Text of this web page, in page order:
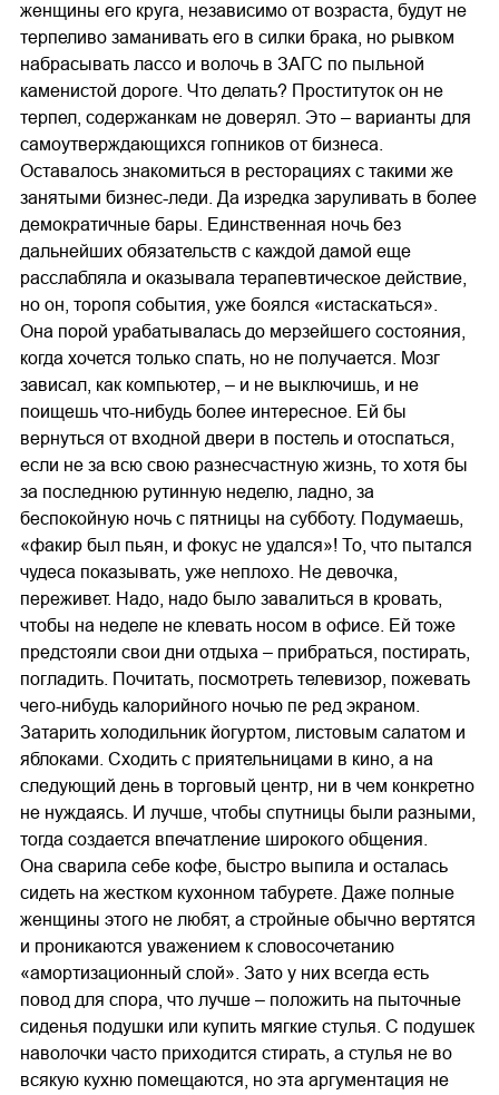
женщины его круга, независимо от возраста, будут не
терпеливо заманивать его в силки брака, но рывком
набрасывать лассо и волочь в ЗАГС по пыльной
каменистой дороге. Что делать? Проституток он не
терпел, содержанкам не доверял. Это – варианты для
самоутверждающихся гопников от бизнеса.
Оставалось знакомиться в ресторациях с такими же
занятыми бизнес-леди. Да изредка заруливать в более
демократичные бары. Единственная ночь без
дальнейших обязательств с каждой дамой еще
расслабляла и оказывала терапевтическое действие,
но он, торопя события, уже боялся «истаскаться».
Она порой урабатывалась до мерзейшего состояния,
когда хочется только спать, но не получается. Мозг
зависал, как компьютер, – и не выключишь, и не
поищешь что-нибудь более интересное. Ей бы
вернуться от входной двери в постель и отоспаться,
если не за всю свою разнесчастную жизнь, то хотя бы
за последнюю рутинную неделю, ладно, за
беспокойную ночь с пятницы на субботу. Подумаешь,
«факир был пьян, и фокус не удался»! То, что пытался
чудеса показывать, уже неплохо. Не девочка,
переживет. Надо, надо было завалиться в кровать,
чтобы на неделе не клевать носом в офисе. Ей тоже
предстояли свои дни отдыха – прибраться, постирать,
погладить. Почитать, посмотреть телевизор, пожевать
чего-нибудь калорийного ночью пе ред экраном.
Затарить холодильник йогуртом, листовым салатом и
яблоками. Сходить с приятельницами в кино, а на
следующий день в торговый центр, ни в чем конкретно
не нуждаясь. И лучше, чтобы спутницы были разными,
тогда создается впечатление широкого общения.
Она сварила себе кофе, быстро выпила и осталась
сидеть на жестком кухонном табурете. Даже полные
женщины этого не любят, а стройные обычно вертятся
и проникаются уважением к словосочетанию
«амортизационный слой». Зато у них всегда есть
повод для спора, что лучше – положить на пыточные
сиденья подушки или купить мягкие стулья. С подушек
наволочки часто приходится стирать, а стулья не во
всякую кухню помещаются, но эта аргументация не